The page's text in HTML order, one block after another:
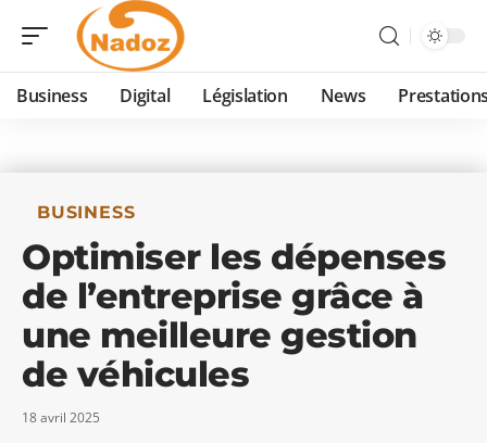
Business Digital Législation News
BUSINESS
Optimiser les dépenses
de l’entreprise grâce à
une meilleure gestion
de véhicules
18 avril 2025